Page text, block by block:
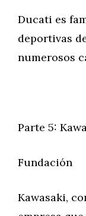
Ducati es
deportivas
numerosos
Parte 5:
Fundación
Kawasaki,